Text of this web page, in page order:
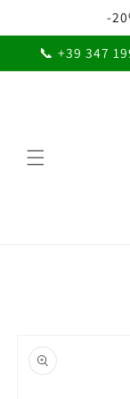
ai contenuti
-
📞 +39 347